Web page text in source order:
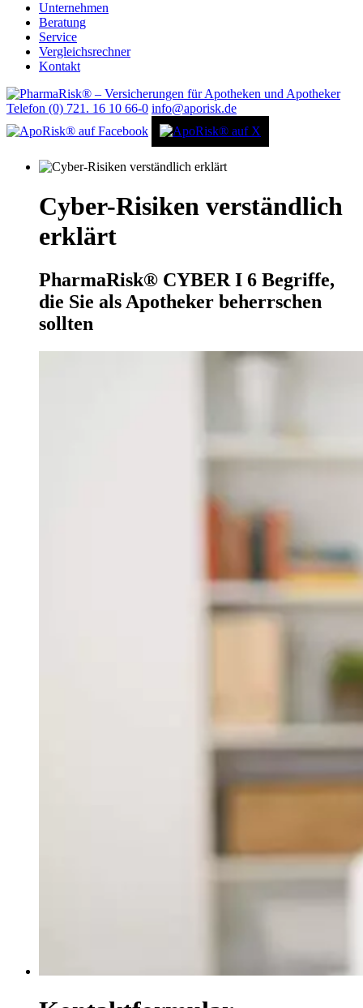
Unternehmen
Beratung
Service
Vergleichsrechner
Kontakt
Telefon (0) 721. 16 10 66-0 info@aporisk.de
Cyber-Risiken verständlich
erklärt
PharmaRisk® CYBER I 6 Begriffe,
die Sie als Apotheker beherrschen
sollten